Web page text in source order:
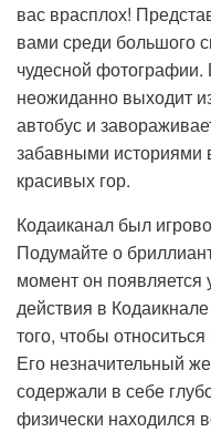
вас врасплох!
вами среди большого
чудесной
неожиданно выходит
автобус и
забавными историями
красивых гор.
Кодаиканал был
Подумайте о
момент он появляется
действия в
того, чтобы
Его незначительный
содержали в себе
физически находился